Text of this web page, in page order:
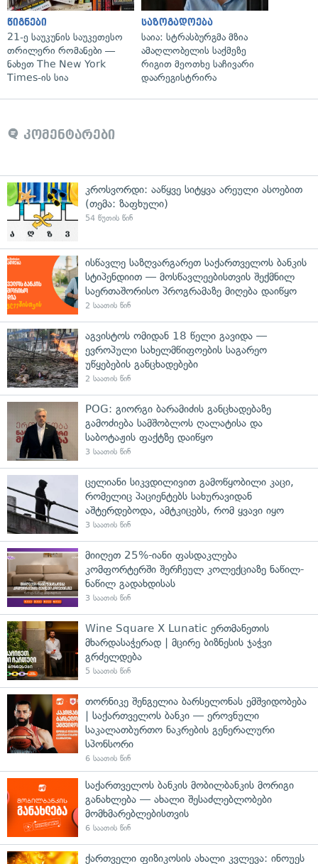
წიგნები
21-ე საუკუნის საუკეთესო
თრილერი რომანები —
ნახეთ The New York
Times-ის სია
საზოგადოება
საია: სტრასბურგმა მზია
ამაღლობელის საქმეზე
რიგით მეოთხე საჩივარი
დაარეგისტრირა
კომენტარები
კროსვორდი: ააწყვე სიტყვა არეული ასოებით
(თემა: ზაფხული)
54 წუთის წინ
ისწავლე საზღვარგარეთ საქართველოს ბანკის
სტიპენდიით — მოსწავლეებისთვის შექმნილ
საერთაშორისო პროგრამაზე მიღება დაიწყო
2 საათის წინ
აგვისტოს ომიდან 18 წელი გავიდა —
ევროპული სახელმწიფოების საგარეო
უწყებების განცხადებები
2 საათის წინ
POG: გიორგი ბარამიძის განცხადებაზე
გამოძიება სამშობლოს ღალატისა და
საბოტაჟის ფაქტზე დაიწყო
3 საათის წინ
ცელიანი სიკვდილივით გამოწყობილი კაცი,
რომელიც პაციენტებს სახურავიდან
აშტერდებოდა, ამტკიცებს, რომ ყვავი იყო
3 საათის წინ
მიიღეთ 25%-იანი ფასდაკლება
კომფორტერში შერჩეულ კოლექციაზე ნაწილ-
ნაწილ გადახდისას
3 საათის წინ
Wine Square X Lunatic ერთმანეთის
მხარდასაჭერად | მცირე ბიზნესის ჯაჭვი
გრძელდება
5 საათის წინ
თორნიკე შენგელია ბარსელონას ემშვიდობება
| საქართველოს ბანკი — ეროვნული
საკალათბურთო ნაკრების გენერალური
სპონსორი
6 საათის წინ
საქართველოს ბანკის მობილბანკის მორიგი
განახლება — ახალი შესაძლებლობები
მომხმარებლებისთვის
6 საათის წინ
ქართველი ფიზიკოსის ახალი კვლევა: ინოუეს